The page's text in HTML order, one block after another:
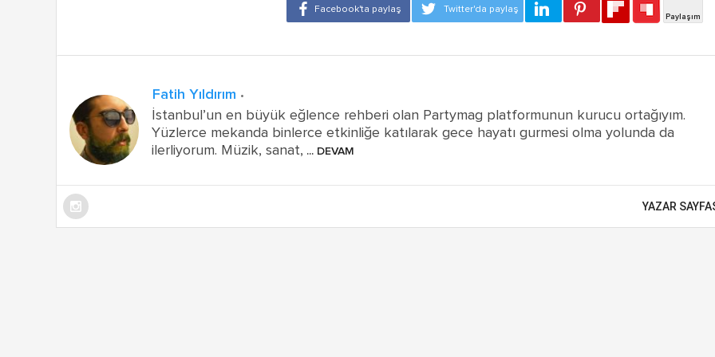
Fatih Yıldırım
İstanbul’un en büyük eğlence rehberi olan Partymag platformunun kurucu ortağıyım.
Yüzlerce mekanda binlerce etkinliğe katılarak gece hayatı gurmesi olma yolunda da
ilerliyorum. Müzik, sanat, ... DEVAM
YAZAR